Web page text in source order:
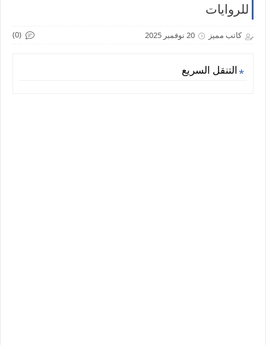
للروايات
كاتب مميز 20 نوفمبر 2025 (0)
التنقل السريع